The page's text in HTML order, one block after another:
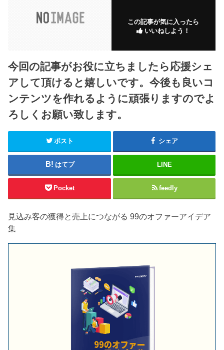
この記事が気に入ったら
いいねしよう！
今回の記事がお役に立ちましたら応援シェ
アして頂けると嬉しいです。今後も良いコ
ンテンツを作れるように頑張りますのでよ
ろしくお願い致します。
ポスト シェア
はてブ LINE
Pocket feedly
見込み客の獲得と売上につながる 99のオファーアイデア
集